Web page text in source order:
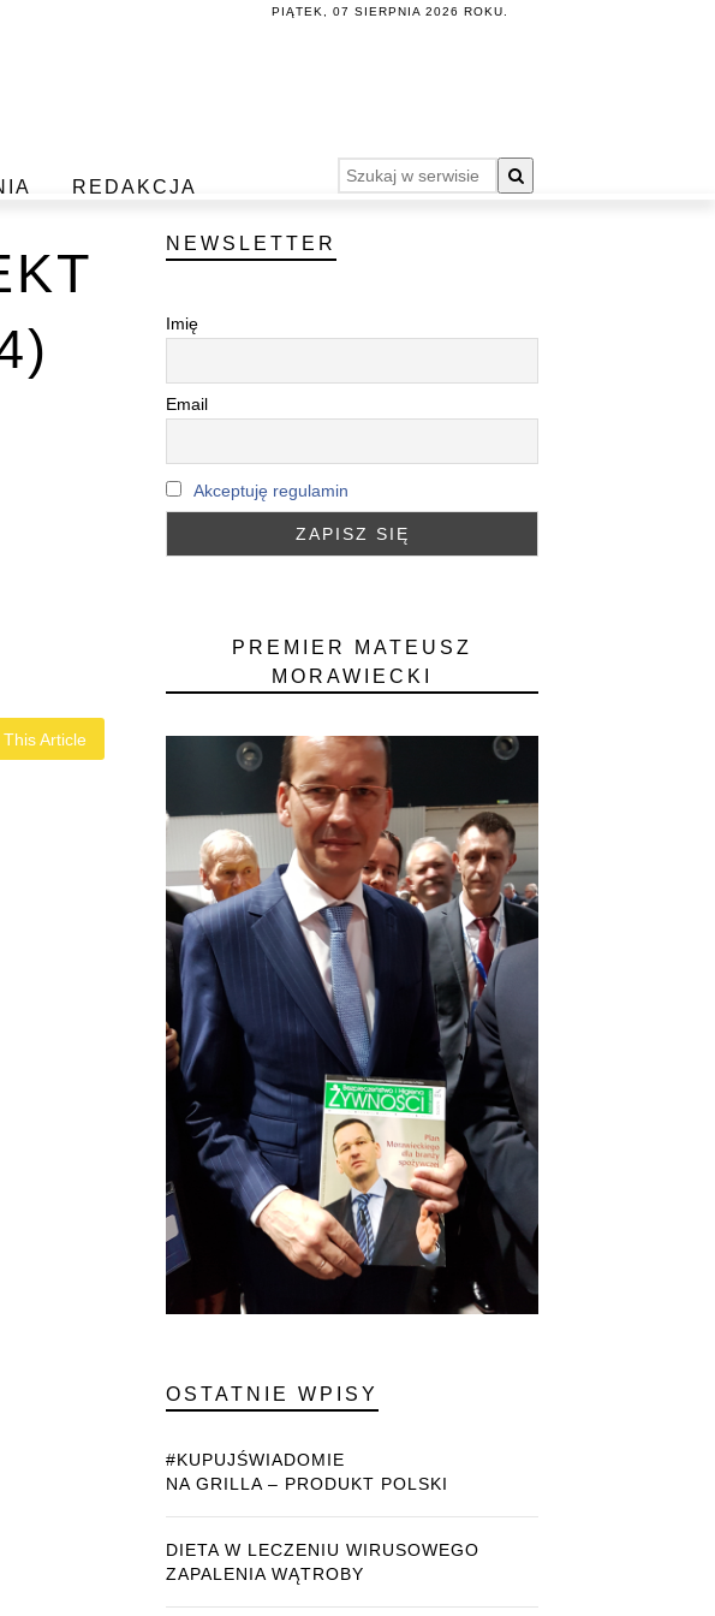
PIĄTEK, 07 SIERPNIA 2026 ROKU.
REDAKCJA
This Article
NEWSLETTER
Imię
Email
Akceptuję regulamin
PREMIER MATEUSZ
MORAWIECKI
OSTATNIE WPISY
#KUPUJŚWIADOMIE
NA GRILLA – PRODUKT POLSKI
DIETA W LECZENIU WIRUSOWEGO
ZAPALENIA WĄTROBY